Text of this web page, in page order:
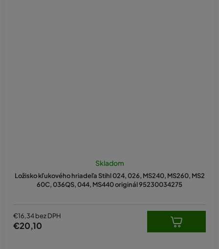
Ložisko kľukového hriadeľa Stihl 024, 026, MS240, MS260, MS2
60C, 036QS, 044, MS440 originál 95230034275
Skladom
€16,34 bez DPH
€20,10